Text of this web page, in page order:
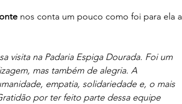
nos conta um pouco como foi para ela a
visita na Padaria Espiga Dourada. Foi um
mas também de alegria. A
empatia, solidariedade e, o mais
por ter feito parte dessa equipe